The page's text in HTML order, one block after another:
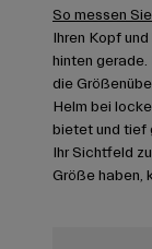
So messen
Ihren Kopf
hinten
die
Helm bei
bietet und tief
Ihr Sichtfeld
Größe haben,